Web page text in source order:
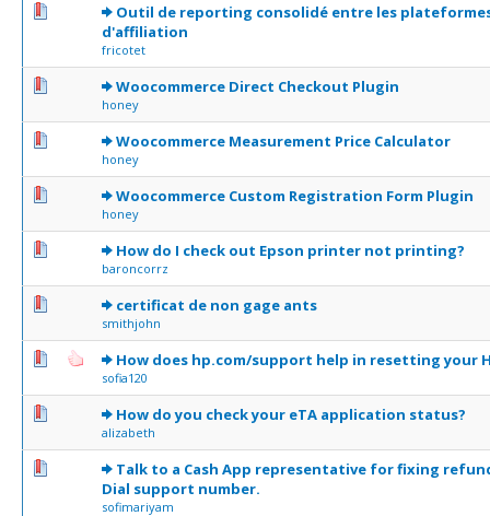
Outil de reporting consolidé entre les
d'affiliation
fricotet
0 Votes - 0 sur 5 en moyenne
12345
Woocommerce Direct Checkout Plugin
honey
0 Votes - 0 sur 5 en moyenne
12345
Woocommerce Measurement Price Calculator
honey
0 Votes - 0 sur 5 en moyenne
12345
Woocommerce Custom Registration Form Plugin
honey
0 Votes - 0 sur 5 en moyenne
12345
How do I check out Epson printer not printing?
baroncorrz
0 Votes - 0 sur 5 en moyenne
12345
certificat de non gage ants
smithjohn
0 Votes - 0 sur 5 en moyenne
1234 5
How does hp.com/support help in resetting your
sofia120
0 Votes - 0 sur 5 en moyenne
12345
How do you check your eTA application status?
alizabeth
0 Votes - 0 sur 5 en moyenne
12345
Talk to a Cash App representative for fixing
Dial support number.
sofimariyam
0 Votes - 0 sur 5 en moyenne
12345